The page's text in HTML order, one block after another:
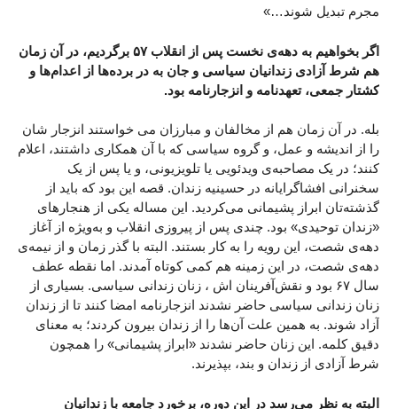
مجرم تبدیل شوند…»
اگر بخواهیم به دهه‌ی نخست پس از انقلاب ۵۷ برگردیم، در آن زمان
هم شرط آزادی زندانیان سیاسی و جان به در برده‌ها از اعدام‌ها و
کشتار جمعی، تعهدنامه و انزجارنامه بود.
بله. در آن زمان هم از مخالفان و مبارزان می خواستند انزجار شان
را از اندیشه و عمل، و گروه سیاسی که با آن همکاری داشتند، اعلام
کنند؛ در یک مصاحبه‌ی ویدئویی یا تلویزیونی، و یا پس از یک
سخنرانی افشاگرایانه در حسینیه‌ زندان. قصه این بود که باید از
گذشته‌تان ابراز پشیمانی می‌کردید. این مساله یکی از هنجارهای
«زندان توحیدی» بود. چندی پس از پیروزی انقلاب و به‌ویژه از آغاز
دهه‌ی شصت، این رویه را به کار بستند. البته با گذر زمان و از نیمه‌ی
دهه‌ی شصت، در این زمینه هم کمی کوتاه آمدند. اما نقطه عطف
سال ۶۷ بود و نقش‌آفرینان اش ، زنان زندانی سیاسی. بسیاری از
زنان زندانی سیاسی حاضر نشدند انزجارنامه امضا کنند تا از زندان
آزاد شوند. به همین علت آن‌ها را از زندان بیرون کردند؛ به معنای
دقیق کلمه. این زنان حاضر نشدند «ابراز پشیمانی» را همچون
شرط آزادی از زندان و بند، بپذیرند.
البته به نظر می‌رسد در این دوره، برخورد جامعه با زندانیان